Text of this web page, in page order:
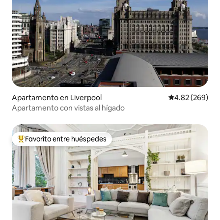
Apartamento en Liverpool Calificación
4.82 (269)
Apartamento con vistas al hígado
Favorito entre huéspedes preferido
Favorito entre huéspedes